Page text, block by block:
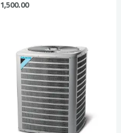
1,500.00